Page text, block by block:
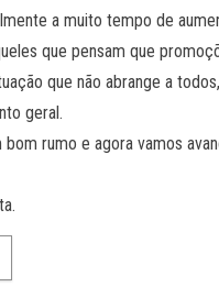
a muito tempo de
que pensam que
que não abrange a
geral.
bom rumo e agora vamos